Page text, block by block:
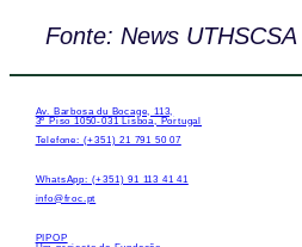
Fonte: News UTHSCSA
Av. Barbosa du Bocage, 113,
3º Piso 1050-031 Lisboa, Portugal
Telefone: (+351) 21 791 50 07
WhatsApp: (+351) 91 113 41 41
info@froc.pt
PIPOP